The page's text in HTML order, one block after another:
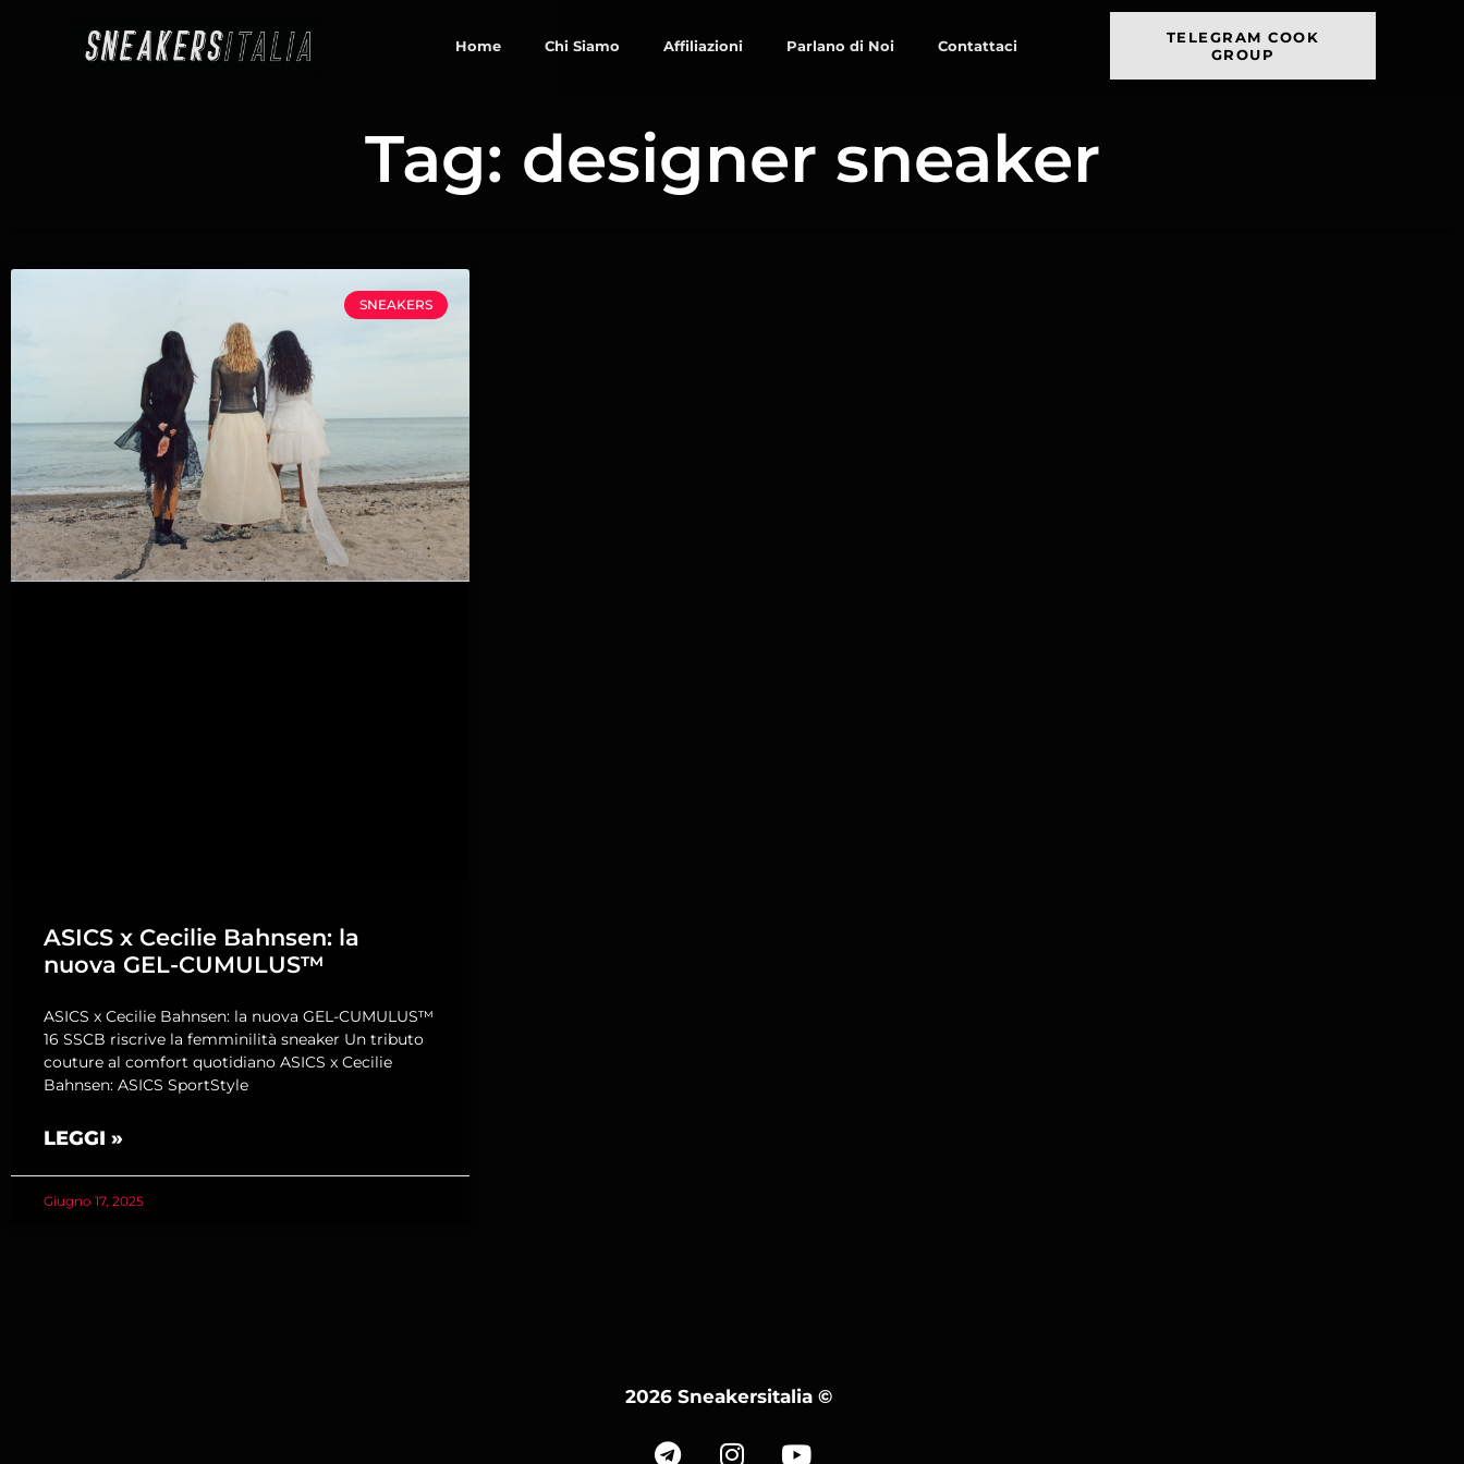
Home Chi Siamo Affiliazioni Parlano di Noi Contattaci
TELEGRAM COOK
GROUP
Tag: designer sneaker
SNEAKERS
ASICS x Cecilie Bahnsen: la
nuova GEL-CUMULUS™
ASICS x Cecilie Bahnsen: la nuova GEL-CUMULUS™
16 SSCB riscrive la femminilità sneaker Un tributo
couture al comfort quotidiano ASICS x Cecilie
Bahnsen: ASICS SportStyle
LEGGI »
Giugno 17, 2025
2026 Sneakersitalia©